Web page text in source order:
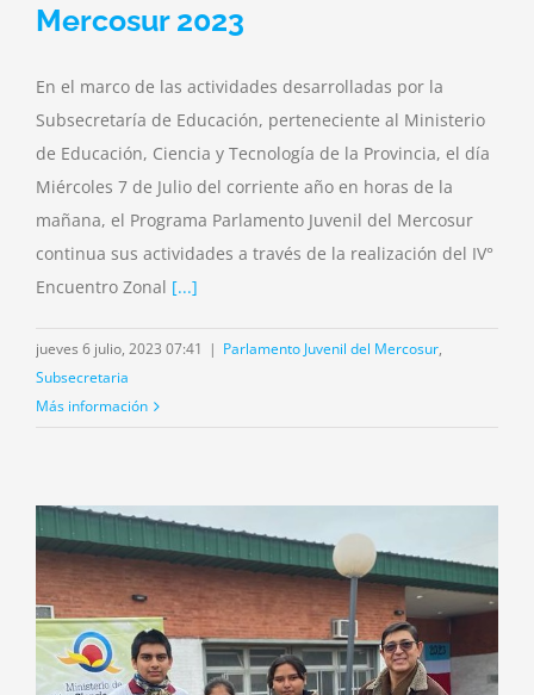
Mercosur 2023
En el marco de las actividades desarrolladas por la
Subsecretaría de Educación, perteneciente al Ministerio
de Educación, Ciencia y Tecnología de la Provincia, el día
Miércoles 7 de Julio del corriente año en horas de la
mañana, el Programa Parlamento Juvenil del Mercosur
continua sus actividades a través de la realización del IV°
Encuentro Zonal [...]
jueves 6 julio, 2023 07:41 | Parlamento Juvenil del Mercosur,
Subsecretaria
Más información